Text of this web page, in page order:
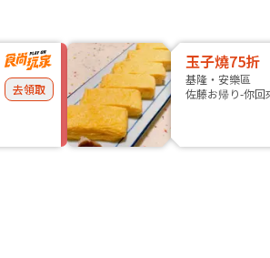
去領取
玉子燒75折
基隆・安樂區
佐藤お帰り-你回